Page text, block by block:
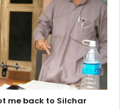
me back to Silchar